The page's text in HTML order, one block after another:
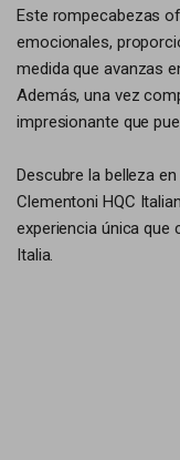
Este rompecabezas
emocionales,
medida que avanzas
Además, una vez
impresionante que
Descubre la belleza
Clementoni HQC
experiencia única que
Italia.